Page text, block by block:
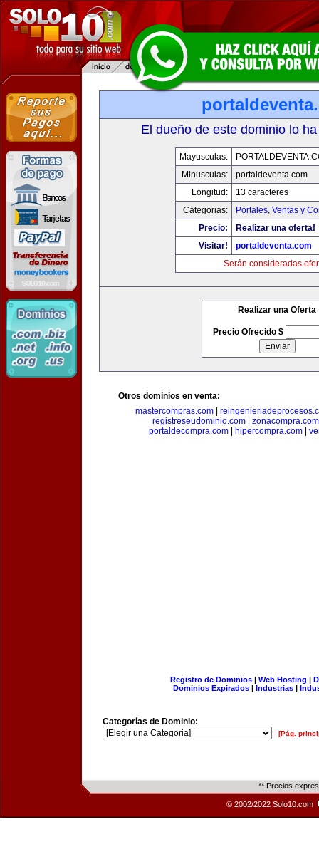
El dueño de este dominio lo
Mayusculas:
Minusculas:
portaldeventa.com
Longitud:
13 caracteres
Categorias:
Portales, Ventas y
Precio:
Realizar una oferta!
Visitar!
portaldeventa.com
Serán consideradas
Realizar una Oferta
Precio Ofrecido $
Otros dominios en venta:
mastercompras.com
registreseudominio.com
zonacompra.com
portaldecompra.com
hipercompra.com
Registro de Dominios| Web Hosting |
Dominios Expirados | Industrias |
Categorías de Dominio:
[Pág.
** Precios
© 2002/2022 Solo10.com